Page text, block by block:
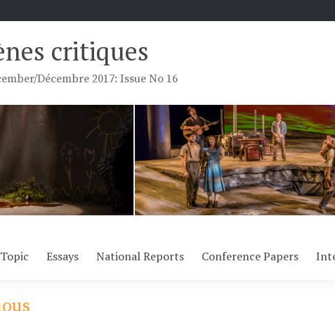
critiques
Décembre 2017: Issue No 16
Essays National Reports Conference Papers